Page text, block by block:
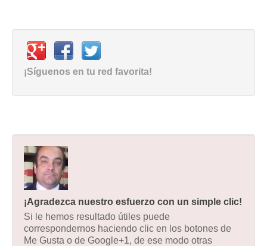
¡Síguenos en tu red favorita!
¡Agradezca nuestro esfuerzo con un simple clic!
Si le hemos resultado útiles puede
correspondernos haciendo clic en los botones de
Me Gusta o de Google+1, de ese modo otras